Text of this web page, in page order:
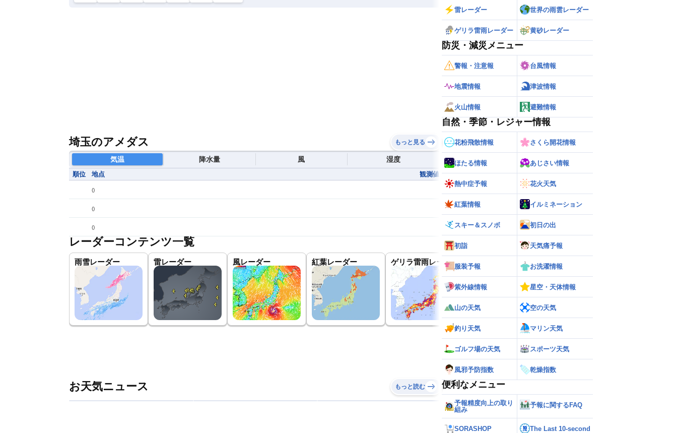
埼玉のアメダス もっと見る
気温 降水量 風 湿度
順位 地点 観測値
()
()
()
レーダーコンテンツ一覧
雨雪レーダー 雷レーダー 風レーダー 紅葉レーダー ゲリラ雷雨レーダー 世界の雨雲レーダー
お天気ニュース もっと読む
雷レーダー 世界の雨雲レーダー
ゲリラ雷雨レーダー 黄砂レーダー
防災・減災メニュー
警報・注意報 台風情報
地震情報 津波情報
火山情報 避難情報
自然・季節・レジャー情報
花粉飛散情報 さくら開花情報
ほたる情報 あじさい情報
熱中症予報 花火天気
紅葉情報 イルミネーション
スキー＆スノボ 初日の出
初詣 天気痛予報
服装予報 お洗濯情報
紫外線情報 星空・天体情報
山の天気 空の天気
釣り天気 マリン天気
ゴルフ場の天気 スポーツ天気
風邪予防指数 乾燥指数
便利なメニュー
予報精度向上の取り
組み
予報に関するFAQ
SORASHOP The Last 10-second